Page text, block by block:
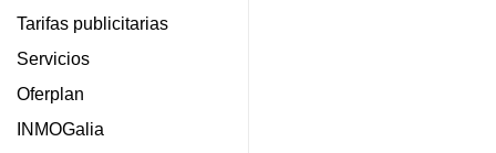
Tarifas publicitarias
Servicios
Oferplan
INMOGalia